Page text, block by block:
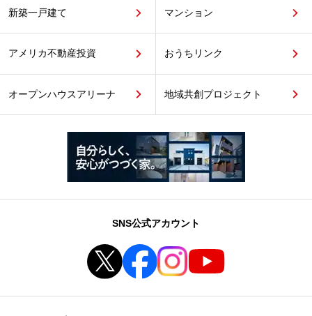
新築一戸建て マンション
アメリカ不動産投資 おうちリンク
オープンハウスアリーナ 地域共創プロジェクト
SNS公式アカウント